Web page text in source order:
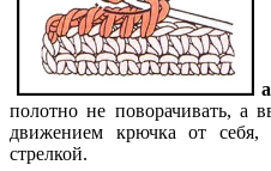
а
полотно не поворачивать, а
движением крючка от себя,
стрелкой.